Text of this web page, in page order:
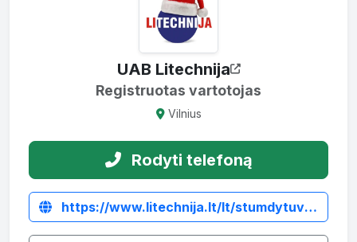
UAB Litechnija
Registruotas vartotojas
Vilnius
Rodyti telefoną
https://www.litechnija.lt/lt/stumdytuvai/5061-stumdytuvas-dvieju-daliu-slnv180.html